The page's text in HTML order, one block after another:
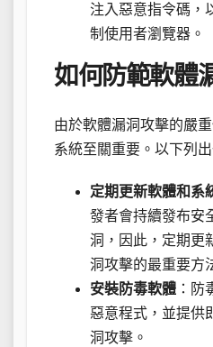
注入惡意指令碼，
制使用者瀏覽器。
如何防範軟體
由於軟體漏洞攻擊的嚴
系統至關重要。以下列
定期更新軟體和系
發者會持續發布安
洞，因此，定期更
洞攻擊的最重要方
安裝防毒軟體 ：
惡意程式，並提供
洞攻擊。